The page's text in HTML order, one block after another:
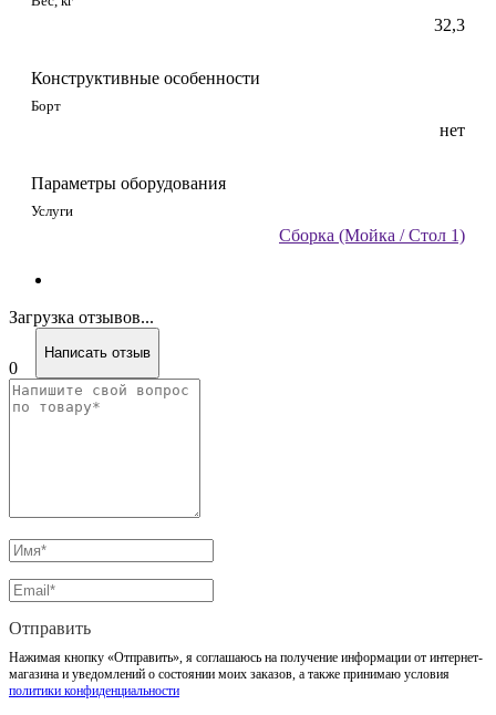
32,3
Конструктивные особенности
Борт
нет
Параметры оборудования
Услуги
Сборка (Мойка / Стол 1)
Загрузка отзывов...
0
Написать отзыв
Отправить
Нажимая кнопку «Отправить», я соглашаюсь на получение информации от интернет-
магазина и уведомлений о состоянии моих заказов, а также принимаю условия
политики конфиденциальности